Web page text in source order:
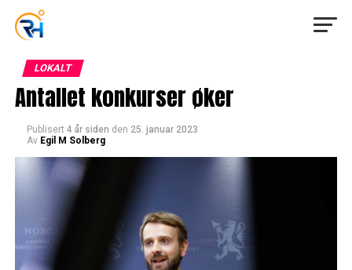
LOKALT
Antallet konkurser øker
Publisert 4 år siden den 25. januar 2023
Av Egil M Solberg